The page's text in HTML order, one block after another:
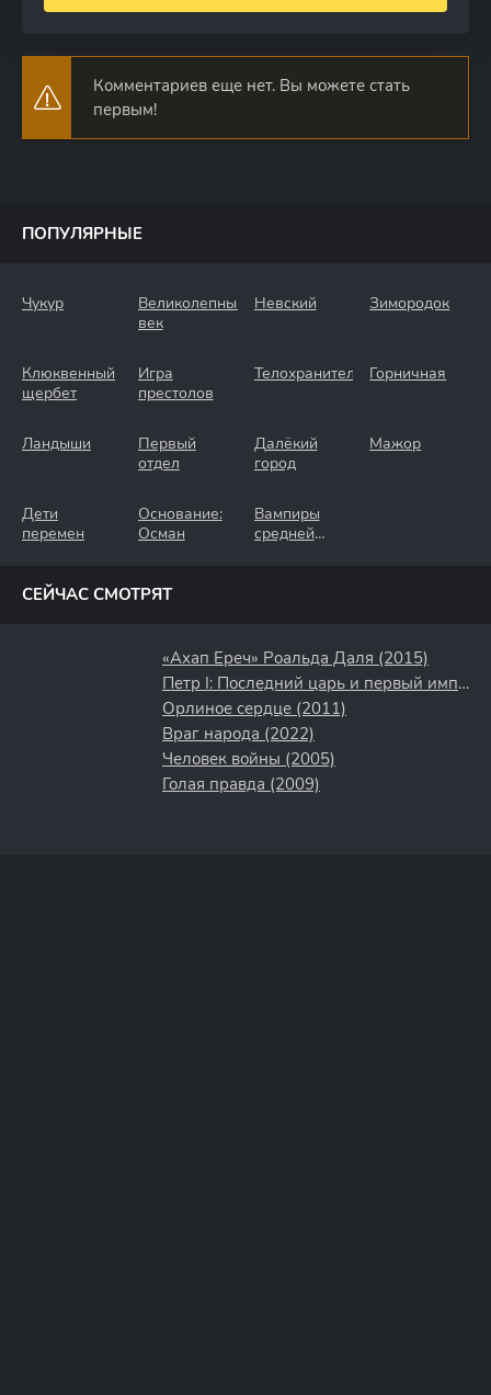
Комментариев еще нет. Вы можете стать
первым!
ПОПУЛЯРНЫЕ
Чукур
Великолепный
век
Невский Зимородок
Клюквенный
щербет
Игра
престолов
Телохранители Горничная
Ландыши
Первый
отдел
Далёкий
город
Мажор
Дети
перемен
Основание:
Осман
Вампиры
средней
СЕЙЧАС СМОТРЯТ
«Ахап Ереч» Роальда Даля (2015)
Петр I: Последний царь и первый император (2022)
Орлиное сердце (2011)
Враг народа (2022)
Человек войны (2005)
Голая правда (2009)